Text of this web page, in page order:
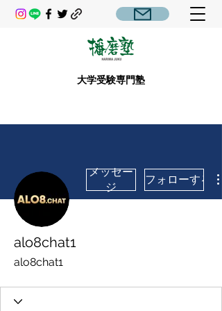
大学受験専門塾
メッセー
ジ
フォローする
alo8chat1
alo8chat1